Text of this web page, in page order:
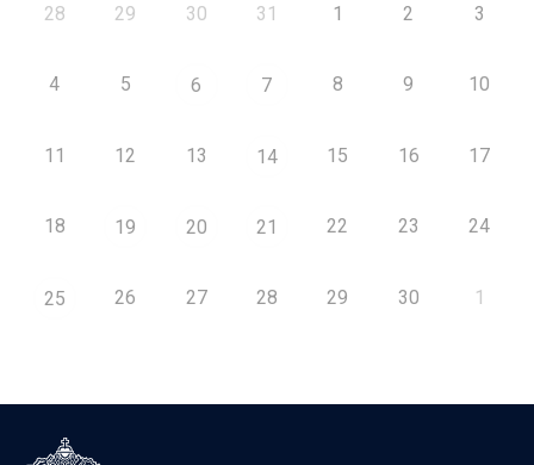
28 29 30 31 1 2 3
4 5 6 7 8 9 10
11 12 13 14 15 16 17
18 19 20 21 22 23 24
25 26 27 28 29 30 1